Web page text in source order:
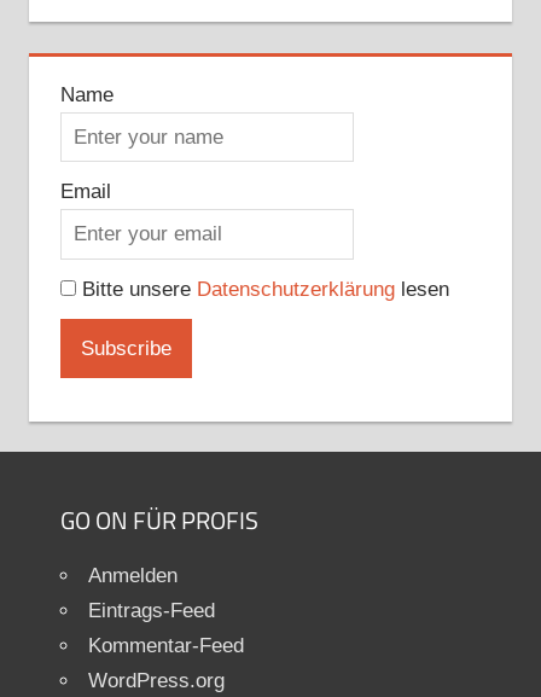
Name
Email
Bitte unsere Datenschutzerklärunglesen
GO ON FÜR PROFIS
Anmelden
Eintrags-Feed
Kommentar-Feed
WordPress.org